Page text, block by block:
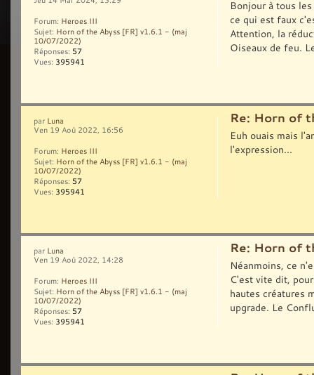
Bonjour à tous
ce qui est faux
Attention, la
Oiseaux de feu.
Forum: Heroes III
Sujet: Horn of the Abyss [FR] v1.6.1 - (maj
10/07/2022)
Réponses: 57
Vues: 395941
Re: Horn of
Euh ouais mais
l'expression...
par Luna
Ven 19 Aoû 2022, 16:56
Forum: Heroes III
Sujet: Horn of the Abyss [FR] v1.6.1 - (maj
10/07/2022)
Réponses: 57
Vues: 395941
Re: Horn of
Néanmoins, ce
C'est vite dit,
hautes créatures
upgrade. Le
par Luna
Ven 19 Aoû 2022, 14:28
Forum: Heroes III
Sujet: Horn of the Abyss [FR] v1.6.1 - (maj
10/07/2022)
Réponses: 57
Vues: 395941